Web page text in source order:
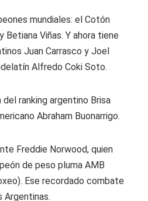
mundiales: el Cotón
Betiana Viñas. Y ahora tiene
Juan Carrasco y Joel
Alfredo Coki Soto.
ranking argentino Brisa
Abraham Buonarrigo.
Freddie Norwood, quien
de peso pluma AMB
Ese recordado combate
Argentinas.